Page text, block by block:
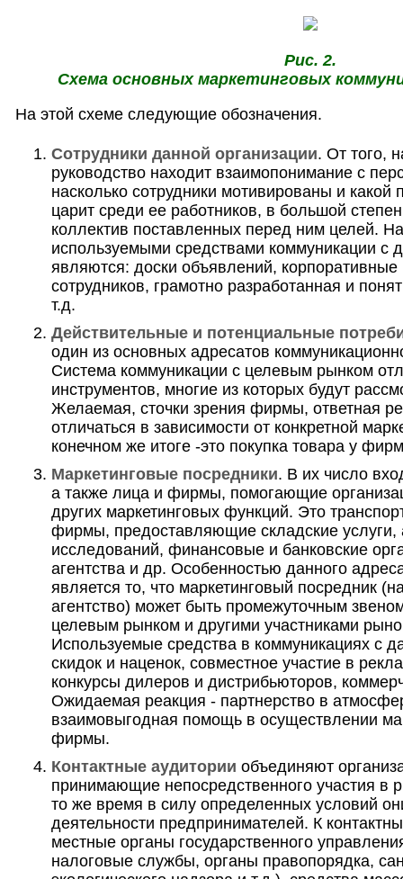
Рис. 2.
Схема основных маркетинговых
На этой схеме следующие обозначения.
Сотрудники данной организации. От того,
руководство находит взаимопонимание с
насколько сотрудники мотивированы и какой
царит среди ее работников, в большой
коллектив поставленных перед ним целей.
используемыми средствами коммуникации с
являются: доски объявлений, корпоративные
сотрудников, грамотно разработанная и
т.д.
Действительные и потенциальные
один из основных адресатов
Система коммуникации с целевым рынком
инструментов, многие из которых будут
Желаемая, сточки зрения фирмы, ответная
отличаться в зависимости от конкретной
конечном же итоге -это покупка товара у
Маркетинговые посредники. В их число
а также лица и фирмы, помогающие
других маркетинговых функций. Это
фирмы, предоставляющие складские услуги,
исследований, финансовые и банковские
агентства и др. Особенностью данного
является то, что маркетинговый посредник
агентство) может быть промежуточным
целевым рынком и другими участниками
Используемые средства в коммуникациях с
скидок и наценок, совместное участие в
конкурсы дилеров и дистрибьюторов,
Ожидаемая реакция - партнерство в
взаимовыгодная помощь в осуществлении
фирмы.
Контактные аудитории объединяют
принимающие непосредственного участия в
то же время в силу определенных условий
деятельности предпринимателей. К
местные органы государственного
налоговые службы, органы правопорядка,